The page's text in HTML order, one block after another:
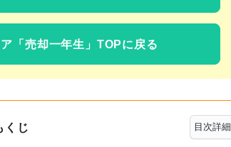
「売却一年生」TOPに戻る
目次詳細
くじ